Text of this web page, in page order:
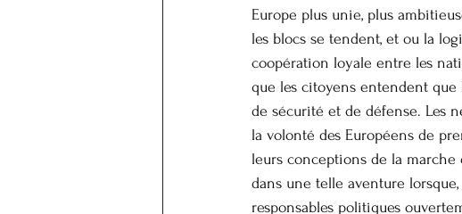
Europe plus unie, plus
les blocs se tendent, et ou la
coopération loyale entre les
que les citoyens entendent que
de sécurité et de défense. Les
la volonté des Européens de
leurs conceptions de la marche
dans une telle aventure
responsables politiques